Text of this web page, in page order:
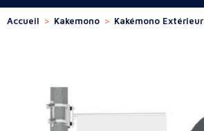
Accueil > Kakemono > Kakémono Extérieur